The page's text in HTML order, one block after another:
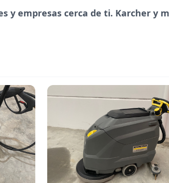
empresas cerca de ti. Karcher y